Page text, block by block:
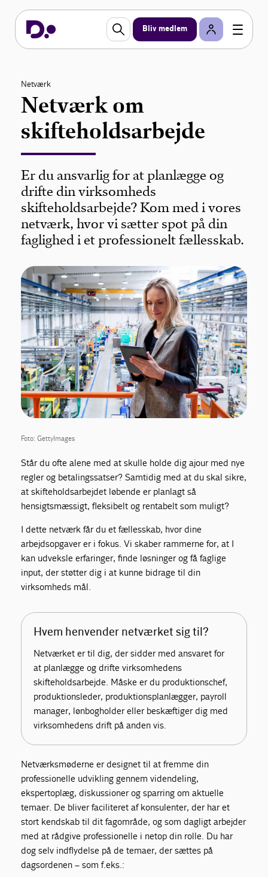
Bliv medlem
Netværk
Netværk om
skifteholdsarbejde
Er du ansvarlig for at planlægge og
drifte din virksomheds
skifteholdsarbejde? Kom med i vores
netværk, hvor vi sætter spot på din
faglighed i et professionelt fællesskab.
Foto: GettyImages
Står du ofte alene med at skulle holde dig ajour med nye
regler og betalingssatser? Samtidig med at du skal sikre,
at skifteholdsarbejdet løbende er planlagt så
hensigtsmæssigt, fleksibelt og rentabelt som muligt?
I dette netværk får du et fællesskab, hvor dine
arbejdsopgaver er i fokus. Vi skaber rammerne for, at I
kan udveksle erfaringer, finde løsninger og få faglige
input, der støtter dig i at kunne bidrage til din
virksomheds mål.
Hvem henvender netværket sig til?
Netværket er til dig, der sidder med ansvaret for
at planlægge og drifte virksomhedens
skifteholdsarbejde. Måske er du produktionschef,
produktionsleder, produktionsplanlægger, payroll
manager, lønbogholder eller beskæftiger dig med
virksomhedens drift på anden vis.
Netværksmøderne er designet til at fremme din
professionelle udvikling gennem videndeling,
ekspertoplæg, diskussioner og sparring om aktuelle
temaer. De bliver faciliteret af konsulenter, der har et
stort kendskab til dit fagområde, og som dagligt arbejder
med at rådgive professionelle i netop din rolle. Du har
dog selv indflydelse på de temaer, der sættes på
dagsordenen – som f.eks.: